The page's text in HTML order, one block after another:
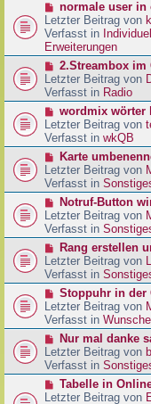
g
r
a
g
r
B
e
i
r
a
g
N
e
u
e
r
B
e
i
r
a
g
normale user in
Letzter Beitrag von
Verfasst in
Erweiterungen
N
e
u
e
r
B
e
t
r
a
g
2.Streambox im
Letzter Beitrag von
Verfasst in Radio
N
e
u
e
r
B
e
t
r
a
g
wordmix wörter
Letzter Beitrag von
Verfasst in wkQB
N
e
u
e
r
B
e
t
r
a
g
Karte
Letzter Beitrag von
Verfasst in
N
e
u
e
r
B
e
t
r
a
g
Notruf-Button
Letzter Beitrag von
Verfasst in
N
e
u
e
r
B
e
t
r
a
g
Rang erstellen
Letzter Beitrag von
Verfasst in
N
e
u
e
r
B
e
t
Stoppuhr in der
Letzter Beitrag von
Verfasst in
N
e
u
e
r
Nur mal danke
Letzter Beitrag von
Verfasst in
N
e
Tabelle in
Letzter Beitrag von